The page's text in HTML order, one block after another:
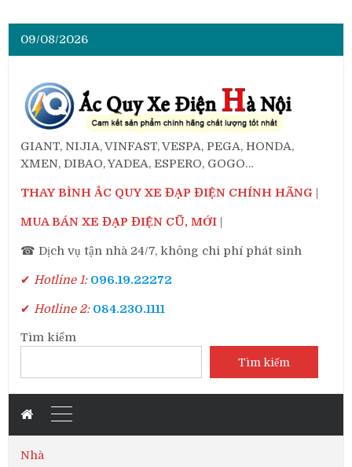
09/08/2026
GIANT, NIJIA, VINFAST, VESPA, PEGA, HONDA,
XMEN, DIBAO, YADEA, ESPERO, GOGO…
THAY BÌNH ẮC QUY XE ĐẠP ĐIỆN CHÍNH HÃNG
MUA BÁN XE ĐẠP ĐIỆN CŨ, MỚI
☎ Dịch vụ tận nhà 24/7, không chi phí phát sinh
✔ Hotline 1: 096.19.22272
✔ Hotline 2: 084.230.1111
Tìm kiếm
Tìm kiếm
Nhà